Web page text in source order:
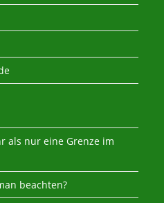
als nur eine Grenze im
beachten?